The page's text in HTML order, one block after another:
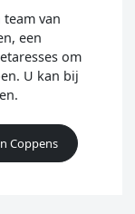
van
een
om
U kan bij
Coppens